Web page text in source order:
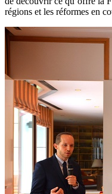
régions et les réformes en